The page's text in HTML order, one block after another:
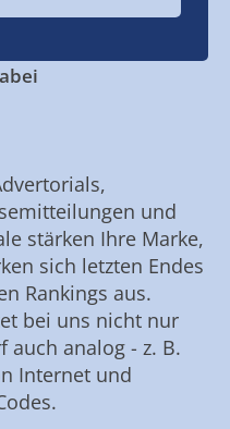
und
stärken Ihre Marke,
sich letzten Endes
Rankings aus.
bei uns nicht nur
auch analog - z. B.
Internet und